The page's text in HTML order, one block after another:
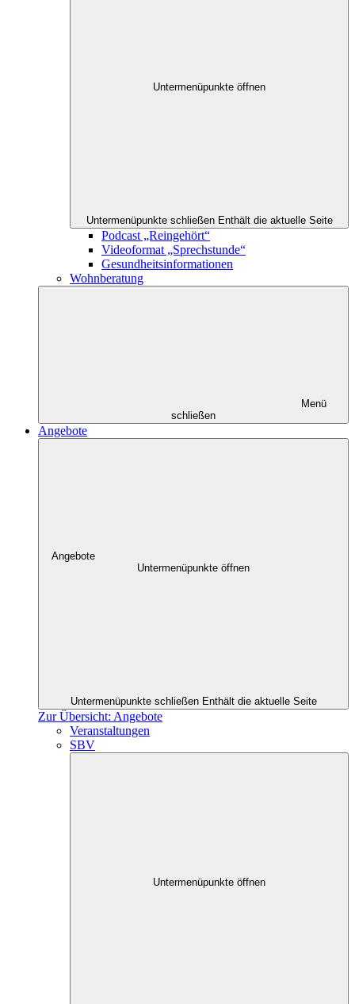
Untermenüpunkte öffnen
Untermenüpunkte schließen Enthält die aktuelle Seite
Podcast „Reingehört“
Videoformat „Sprechstunde“
Gesundheitsinformationen
Wohnberatung
Menü
schließen
Angebote
Angebote
Untermenüpunkte öffnen
Untermenüpunkte schließen Enthält die aktuelle Seite
Zur Übersicht: Angebote
Veranstaltungen
SBV
Untermenüpunkte öffnen